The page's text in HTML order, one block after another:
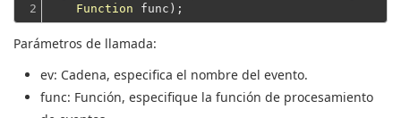
2
Function
Parámetros de llamada:
ev: Cadena, especifica el nombre del evento.
func: Función, especifique la función de procesamiento